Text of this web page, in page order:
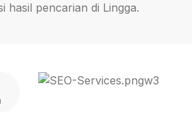
hasil pencarian di Lingga.